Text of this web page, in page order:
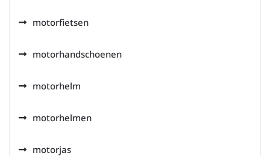
motorfietsen
motorhandschoenen
motorhelm
motorhelmen
motorjas